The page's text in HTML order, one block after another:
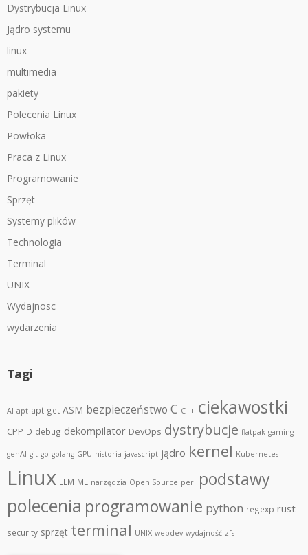
Dystrybucja Linux
Jądro systemu
linux
multimedia
pakiety
Polecenia Linux
Powłoka
Praca z Linux
Programowanie
Sprzęt
Systemy plików
Technologia
Terminal
UNIX
Wydajnosc
wydarzenia
Tagi
AI apt apt-get ASM bezpieczeństwo C C++ ciekawostki
CPP D debug dekompilator DevOps dystrybucje flatpak gaming
genAI git go golang GPU historia javascript jądro kernel Kubernetes
Linux LLM ML narzędzia Open Source perl podstawy
polecenia programowanie python regexp rust
security sprzęt terminal UNIX webdev wydajność zfs